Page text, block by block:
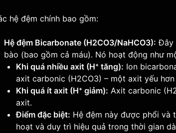
hệ đệm chính bao gồm:
Hệ đệm Bicarbonate (H2CO3/NaHCO3): Đây
bào (bao gồm cả máu). Nó hoạt động như
Khi quá nhiều axit (H⁺ tăng): Ion
axit carbonic (H2CO3) – một axit yếu
Khi quá ít axit (H⁺ giảm): Axit carbonic
axit.
Điểm đặc biệt: Hệ đệm này được phổi và
hoạt và duy trì hiệu quả trong thời gian